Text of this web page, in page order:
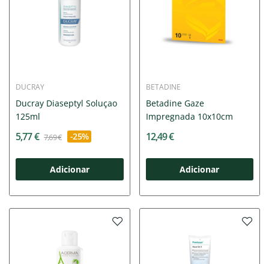
DUCRAY
Ducray Diaseptyl Soluçao
125ml
5,77 € 7,69 € -25%
Adicionar
BETADINE
Betadine Gaze
Impregnada 10x10cm
12,49 €
Adicionar